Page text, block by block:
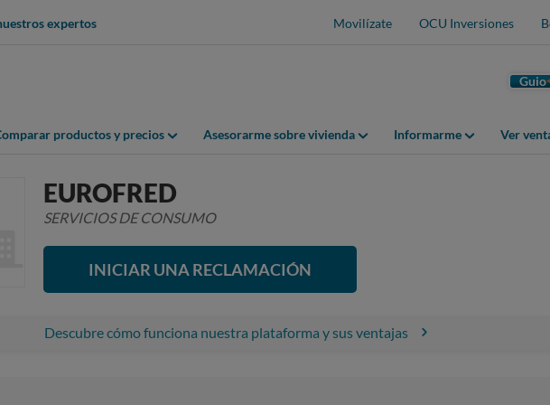
expertos Movilízate OCU Inversiones
Guio
productos y precios Asesorarme sobre vivienda Informarme Ver
EUROFRED
SERVICIOS DE CONSUMO
INICIAR UNA RECLAMACIÓN
Descubre cómo funciona nuestra plataforma y sus ventajas